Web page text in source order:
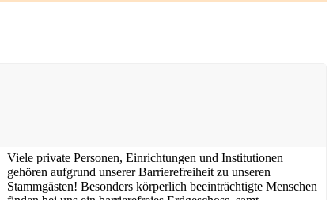
Viele private Personen, Einrichtungen und Institutionen
gehören aufgrund unserer Barrierefreiheit zu unseren
Stammgästen! Besonders körperlich beeinträchtigte Menschen